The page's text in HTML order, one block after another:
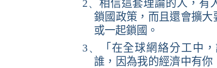
2、 相信這套理論的人，有
鎖國政策，而且還會擴大
或一起鎖國。
3、
「在全球網絡分工中
誰，因為我的經濟中有